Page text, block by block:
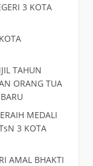
3 KOTA
TAHUN
ORANG TUA
MEDALI
3 KOTA
AMAL BHAKTI